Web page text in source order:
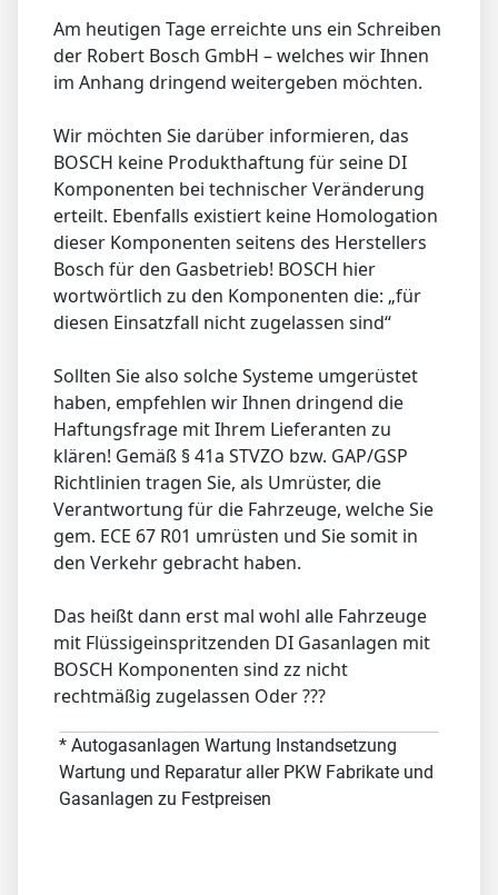
Am heutigen Tage erreichte uns ein Schreiben
der Robert Bosch GmbH – welches wir Ihnen
im Anhang dringend weitergeben möchten.
Wir möchten Sie darüber informieren, das
BOSCH keine Produkthaftung für seine DI
Komponenten bei technischer Veränderung
erteilt. Ebenfalls existiert keine Homologation
dieser Komponenten seitens des Herstellers
Bosch für den Gasbetrieb! BOSCH hier
wortwörtlich zu den Komponenten die: „für
diesen Einsatzfall nicht zugelassen sind“
Sollten Sie also solche Systeme umgerüstet
haben, empfehlen wir Ihnen dringend die
Haftungsfrage mit Ihrem Lieferanten zu
klären! Gemäß § 41a STVZO bzw. GAP/GSP
Richtlinien tragen Sie, als Umrüster, die
Verantwortung für die Fahrzeuge, welche Sie
gem. ECE 67 R01 umrüsten und Sie somit in
den Verkehr gebracht haben.
Das heißt dann erst mal wohl alle Fahrzeuge
mit Flüssigeinspritzenden DI Gasanlagen mit
BOSCH Komponenten sind zz nicht
rechtmäßig zugelassen Oder ???
* Autogasanlagen Wartung Instandsetzung
Wartung und Reparatur aller PKW Fabrikate und
Gasanlagen zu Festpreisen